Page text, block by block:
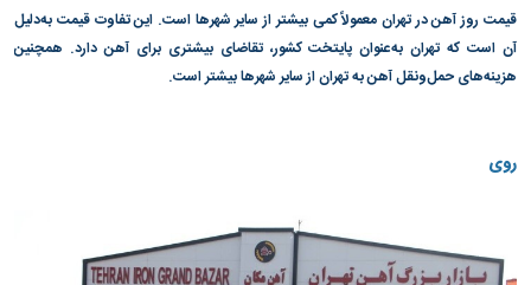
قیمت روز آهن در تهران معمولاً کمی بیشتر از سایر شهرها است. این تفاوت قیمت به‌دلیل
آن است که تهران به‌عنوان پایتخت کشور، تقاضای بیشتری برای آهن دارد. همچنین
هزینه‌های حمل‌ونقل آهن به تهران از سایر شهرها بیشتر است.
روی